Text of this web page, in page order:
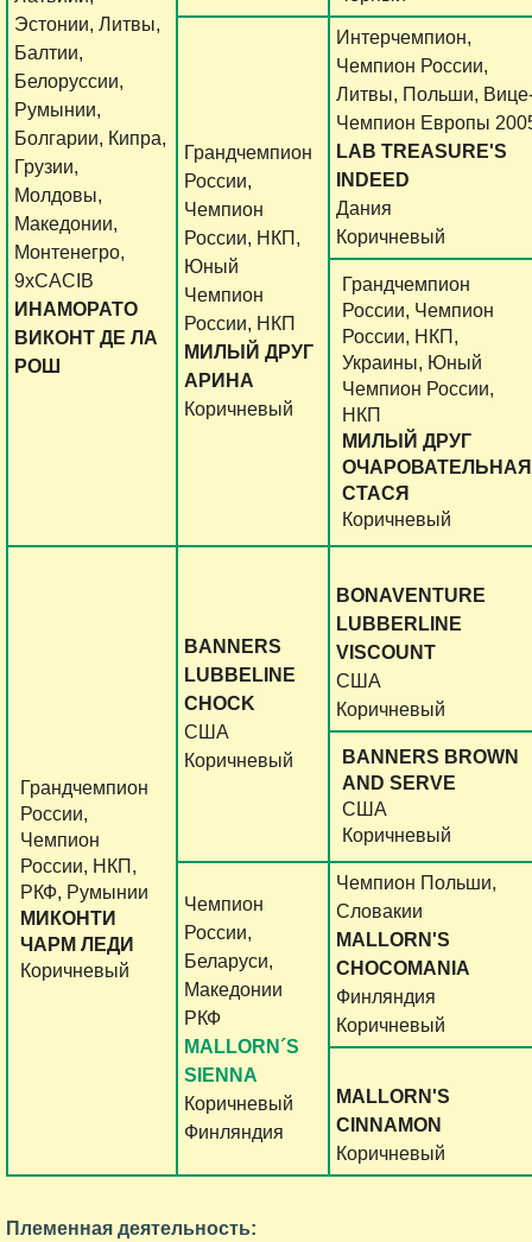
Эстонии, Литвы,
Балтии,
Белоруссии,
Румынии,
Болгарии, Кипра,
Грузии,
Молдовы,
Македонии,
Монтенегро,
9xCACIB
ИНАМОРАТО
ВИКОНТ ДЕ ЛА
РОШ
Грандчемпион
России,
Чемпион
России, НКП,
Юный
Чемпион
России, НКП
МИЛЫЙ ДРУГ
АРИНА
Коричневый
Интерчемпион,
Чемпион России,
Литвы, Польши,
Чемпион Европы
LAB TREASURE'S
INDEED
Дания
Коричневый
Грандчемпион
России, Чемпион
России, НКП,
Украины, Юный
Чемпион России,
НКП
МИЛЫЙ ДРУГ
ОЧАРОВАТЕЛЬНАЯ
СТАСЯ
Коричневый
Грандчемпион
России,
Чемпион
России, НКП,
РКФ, Румынии
МИКОНТИ
ЧАРМ ЛЕДИ
Коричневый
BANNERS
LUBBELINE
CHOCK
CША
Коричневый
BONAVENTURE
LUBBERLINE
VISCOUNT
CША
Коричневый
BANNERS BROWN
AND SERVE
CША
Коричневый
Чемпион
России,
Беларуси,
Македонии
РКФ
MALLORN´S
SIENNA
Коричневый
Финляндия
Чемпион Польши,
Словакии
MALLORN'S
CHOCOMANIA
Финляндия
Коричневый
MALLORN'S
CINNAMON
Коричневый
Племенная деятельность: